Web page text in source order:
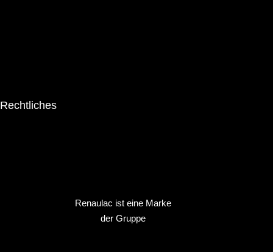
Rechtliches
Renaulac ist eine Marke
der Gruppe